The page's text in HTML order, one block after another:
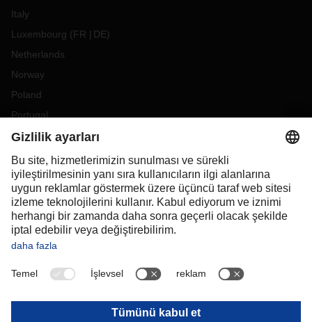
Italy
Luxembourg (FR DE)
Netherlands
Norway
Poland
Portugal
Romania
Slovakia
Spain
Sweden
Switzerland(DE FR)
Turkey
OCEANIA